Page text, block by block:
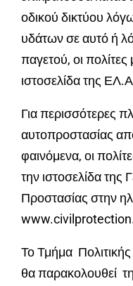
οδικού δικτύου
υδάτων σε αυτό ή
παγετού, οι
ιστοσελίδα της
Για περισσότερες
αυτοπροστασίας
φαινόμενα, οι
την ιστοσελίδα της
Προστασίας στην
Το Τμήμα
θα παρακολουθεί